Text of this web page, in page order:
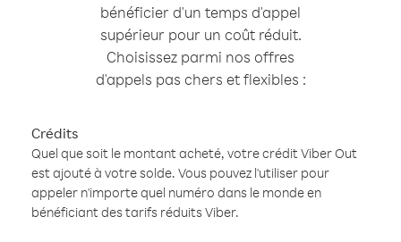
bénéficier d'un temps d'appel
supérieur pour un coût réduit.
Choisissez parmi nos offres
d'appels pas chers et flexibles :
Crédits
Quel que soit le montant acheté, votre crédit Viber Out
est ajouté à votre solde. Vous pouvez l'utiliser pour
appeler n'importe quel numéro dans le monde en
bénéficiant des tarifs réduits Viber.